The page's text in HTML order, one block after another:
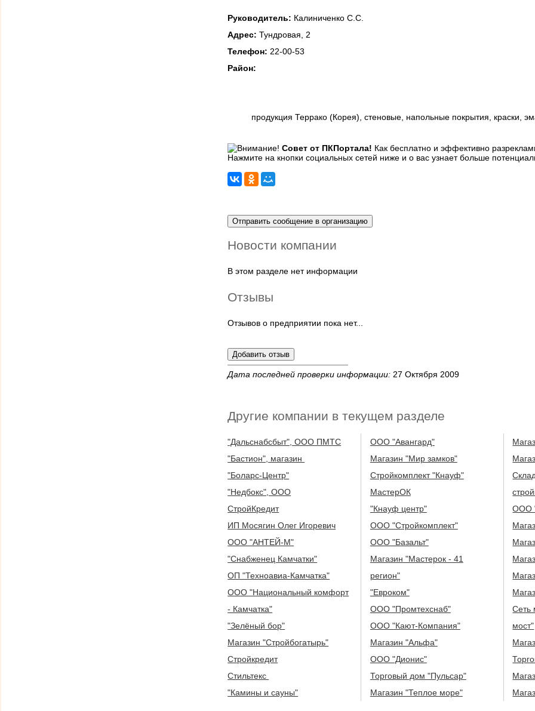
Руководитель: Калиниченко С.С.
Адрес: Тундровая, 2
Телефон: 22-00-53
Район:
продукция Террако (Корея), стеновые, напольные покрытия, краски,
Совет от ПКПортала! Как бесплатно и эффективно
Нажмите на кнопки социальных сетей ниже и о вас узнает больше
Новости компании
В этом разделе нет информации
Отзывы
Отзывов о предприятии пока нет...
Дата последней проверки информации: 27 Октября 2009
Другие компании в текущем разделе
"Дальснабсбыт", ООО ПМТС
"Бастион", магазин
"Боларс-Центр"
"Недбокс", ООО
СтройКредит
ИП Мосягин Олег Игоревич
ООО "АНТЕЙ-М"
"Снабженец Камчатки"
ОП "Техноавиа-Камчатка"
ООО "Национальный комфорт
- Камчатка"
"Зелёный бор"
Магазин "Стройбогатырь"
Стройкредит
Стильтекс
"Камины и сауны"
ООО "Авангард"
Магазин "Мир замков"
Стройкомплект "Кнауф"
МастерОК
"Кнауф центр"
ООО "Стройкомплект"
ООО "Базальт"
Магазин "Мастерок - 41
регион"
"Евроком"
ООО "Промтехснаб"
ООО "Кают-Компания"
Магазин "Альфа"
ООО "Дионис"
Торговый дом "Пульсар"
Магазин "Теплое море"
ООО
Сеть
мост"